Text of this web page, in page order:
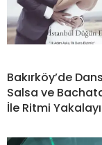
Bakırköy’de
Salsa ve
İle Ritmi